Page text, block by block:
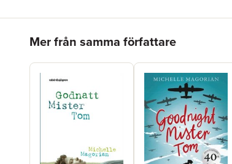
Mer från samma författare